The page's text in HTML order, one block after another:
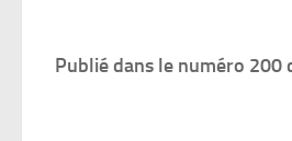
Publié dans le numéro 200